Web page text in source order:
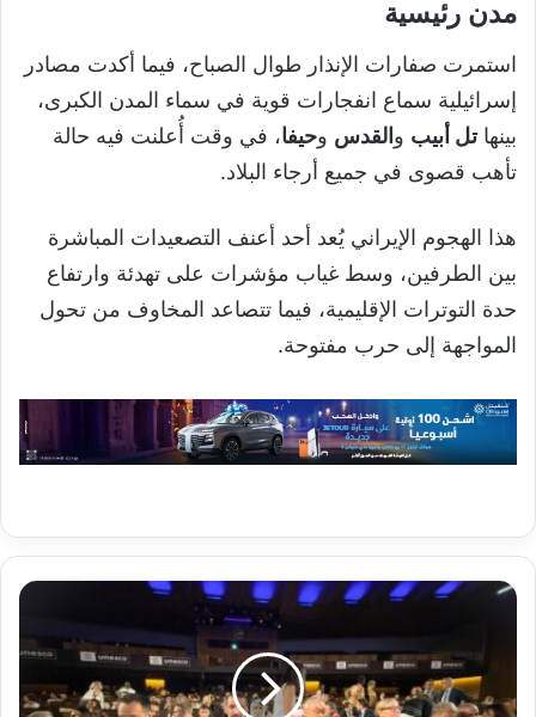
مدن رئيسية
استمرت صفارات الإنذار طوال الصباح، فيما أكدت مصادر
إسرائيلية سماع انفجارات قوية في سماء المدن الكبرى،
بينهاتل أبيب و القدس وحيفا، في وقت أُعلنت فيه حالة
تأهب قصوى في جميع أرجاء البلاد.
هذا الهجوم الإيراني يُعد أحد أعنف التصعيدات المباشرة
بين الطرفين، وسط غياب مؤشرات على تهدئة وارتفاع
حدة التوترات الإقليمية، فيما تتصاعد المخاوف من تحول
المواجهة إلى حرب مفتوحة.
موريتانيا
اللجنة